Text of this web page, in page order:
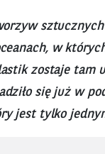
w
zostaje tam
się już w
jest tylko